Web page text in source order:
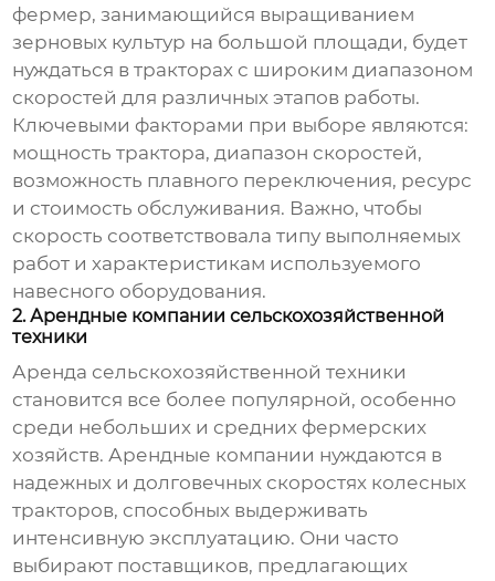
фермер, занимающийся выращиванием
зерновых культур на большой площади, будет
нуждаться в тракторах с широким диапазоном
скоростей для различных этапов работы.
Ключевыми факторами при выборе являются:
мощность трактора, диапазон скоростей,
возможность плавного переключения, ресурс
и стоимость обслуживания. Важно, чтобы
скорость соответствовала типу выполняемых
работ и характеристикам используемого
навесного оборудования.
2. Арендные компании сельскохозяйственной
техники
Аренда сельскохозяйственной техники
становится все более популярной, особенно
среди небольших и средних фермерских
хозяйств. Арендные компании нуждаются в
надежных и долговечных скоростях колесных
тракторов, способных выдерживать
интенсивную эксплуатацию. Они часто
выбирают поставщиков, предлагающих